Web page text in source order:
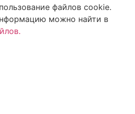
файлов cookie.
можно найти в
.